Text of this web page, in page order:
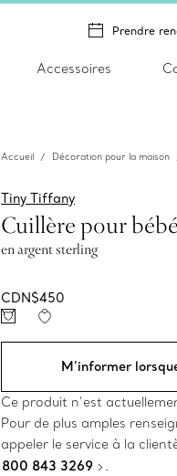
Prendre
Accessoires
Accueil Décoration pour la maison
Tiny Tiffany
Cuillère pour
en argent sterling
CDN$450
M’informer
Ce produit n’est
Pour de plus amples
appeler le service à la
800 843 3269
.